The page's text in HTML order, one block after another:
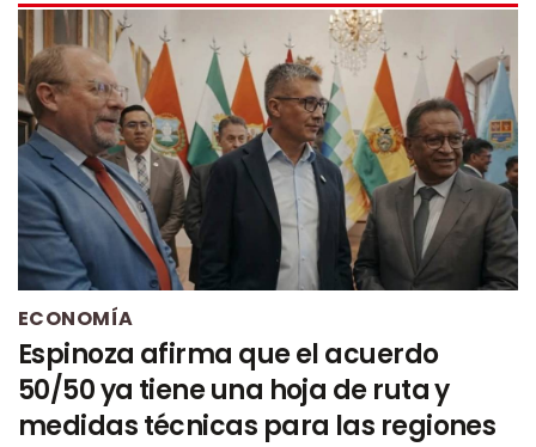
ECONOMÍA
Espinoza afirma que el acuerdo
50/50 ya tiene una hoja de ruta y
medidas técnicas para las regiones